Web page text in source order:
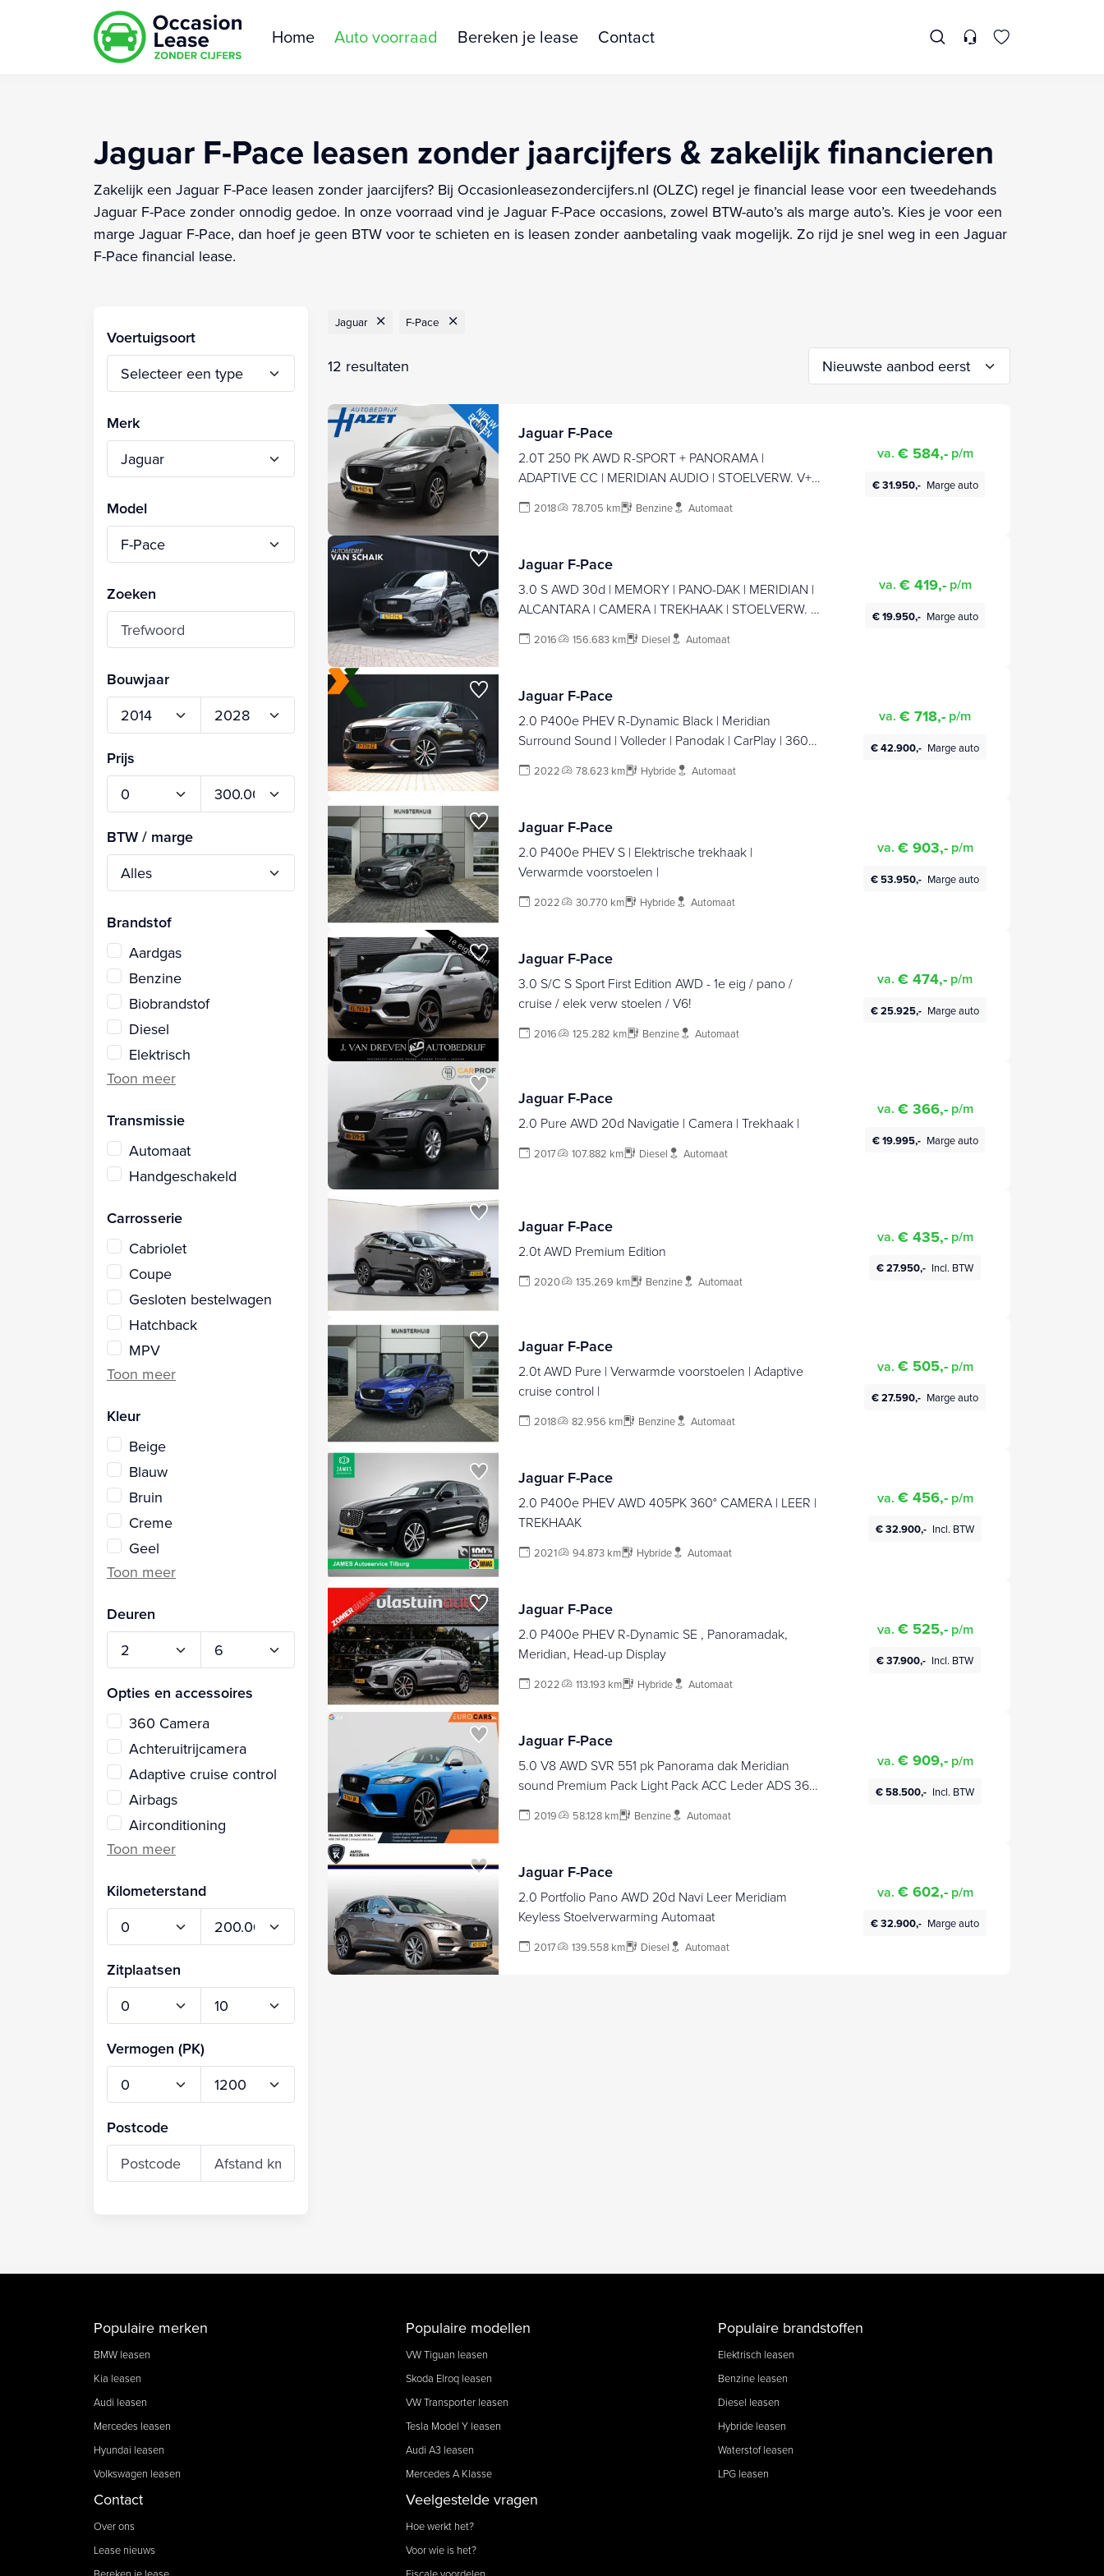
Home Auto voorraad Bereken je lease Contact
Jaguar F-Pace leasen zonder jaarcijfers & zakelijk financieren
Zakelijk een Jaguar F-Pace leasen zonder jaarcijfers? Bij Occasionleasezondercijfers.nl (OLZC) regel je financial lease voor een tweedehands
Jaguar F-Pace zonder onnodig gedoe. In onze voorraad vind je Jaguar F-Pace occasions, zowel BTW-auto’s als marge auto’s. Kies je voor een
marge Jaguar F-Pace, dan hoef je geen BTW voor te schieten en is leasen zonder aanbetaling vaak mogelijk. Zo rijd je snel weg in een Jaguar
F-Pace financial lease.
Voertuigsoort
Merk
Model
Zoeken
Bouwjaar
Prijs
BTW / marge
Brandstof
Aardgas
Benzine
Biobrandstof
Diesel
Elektrisch
Transmissie
Automaat
Handgeschakeld
Carrosserie
Cabriolet
Coupe
Gesloten bestelwagen
Hatchback
MPV
Kleur
Beige
Blauw
Bruin
Creme
Geel
Deuren
Opties en accessoires
360 Camera
Achteruitrijcamera
Adaptive cruise control
Airbags
Airconditioning
Kilometerstand
Zitplaatsen
Vermogen (PK)
Postcode
Jaguar F-Pace
12 resultaten
Jaguar F-Pace
2.0T 250 PK AWD R-SPORT + PANORAMA |
ADAPTIVE CC | MERIDIAN AUDIO | STOELVERW. V+A
2018 78.705 km Benzine Automaat
va. € 584,- p/m
€ 31.950,- Marge auto
Jaguar F-Pace
3.0 S AWD 30d | MEMORY | PANO-DAK | MERIDIAN |
ALCANTARA | CAMERA | TREKHAAK | STOELVERW. |
2016 156.683 km Diesel Automaat
va. € 419,- p/m
€ 19.950,- Marge auto
Jaguar F-Pace
2.0 P400e PHEV R-Dynamic Black | Meridian
Surround Sound | Volleder | Panodak | CarPlay | 360
2022 78.623 km Hybride Automaat
va. € 718,- p/m
€ 42.900,- Marge auto
Jaguar F-Pace
2.0 P400e PHEV S | Elektrische trekhaak |
Verwarmde voorstoelen |
2022 30.770 km Hybride Automaat
va. € 903,- p/m
€ 53.950,- Marge auto
Jaguar F-Pace
3.0 S/C S Sport First Edition AWD - 1e eig / pano /
cruise / elek verw stoelen / V6!
2016 125.282 km Benzine Automaat
va. € 474,- p/m
€ 25.925,- Marge auto
Jaguar F-Pace
2.0 Pure AWD 20d Navigatie | Camera | Trekhaak |
2017 107.882 km Diesel Automaat
va. € 366,- p/m
€ 19.995,- Marge auto
Jaguar F-Pace
2.0t AWD Premium Edition
2020 135.269 km Benzine Automaat
va. € 435,- p/m
€ 27.950,- Incl. BTW
Jaguar F-Pace
2.0t AWD Pure | Verwarmde voorstoelen | Adaptive
cruise control |
2018 82.956 km Benzine Automaat
va. € 505,- p/m
€ 27.590,- Marge auto
Jaguar F-Pace
2.0 P400e PHEV AWD 405PK 360° CAMERA | LEER |
TREKHAAK
2021 94.873 km Hybride Automaat
va. € 456,- p/m
€ 32.900,- Incl. BTW
Jaguar F-Pace
2.0 P400e PHEV R-Dynamic SE , Panoramadak,
Meridian, Head-up Display
2022 113.193 km Hybride Automaat
va. € 525,- p/m
€ 37.900,- Incl. BTW
Jaguar F-Pace
5.0 V8 AWD SVR 551 pk Panorama dak Meridian
sound Premium Pack Light Pack ACC Leder ADS 360
kofferklep
2019 58.128 km Benzine Automaat
va. € 909,- p/m
€ 58.500,- Incl. BTW
Jaguar F-Pace
2.0 Portfolio Pano AWD 20d Navi Leer Meridiam
Keyless Stoelverwarming Automaat
2017 139.558 km Diesel Automaat
va. € 602,- p/m
€ 32.900,- Marge auto
Populaire merken
BMW leasen
Kia leasen
Audi leasen
Mercedes leasen
Hyundai leasen
Volkswagen leasen
Populaire modellen
VW Tiguan leasen
Skoda Elroq leasen
VW Transporter leasen
Tesla Model Y leasen
Audi A3 leasen
Mercedes A Klasse
Populaire brandstoffen
Elektrisch leasen
Benzine leasen
Diesel leasen
Hybride leasen
Waterstof leasen
LPG leasen
Contact
Over ons
Lease nieuws
Veelgestelde vragen
Hoe werkt het?
Voor wie is het?